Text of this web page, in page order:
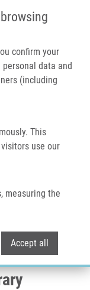
confirm your
data and
(including
This
use our
measuring the
Accept all
Approach On a
Bayesian
on a